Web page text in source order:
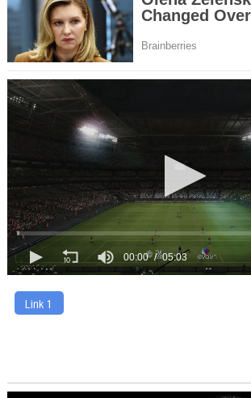
00:00 05:03
Link 1